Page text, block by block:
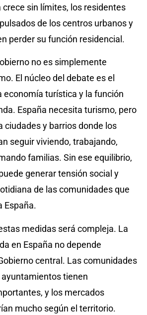
sin límites, los residentes
de los centros urbanos y
perder su función residencial.
no es simplemente
El núcleo del debate es el
economía turística y la función
España necesita turismo, pero
ciudades y barrios donde los
seguir viviendo, trabajando,
familias. Sin ese equilibrio,
generar tensión social y
de las comunidades que
España.
medidas será compleja. La
en España no depende
central. Las comunidades
tienen
y los mercados
mucho según el territorio.